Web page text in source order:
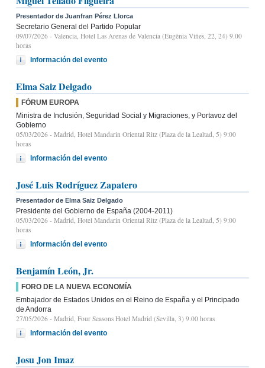
Presentador de Juanfran Pérez Llorca
Secretario General del Partido Popular
09/07/2026 - Valencia, Hotel Las Arenas de Valencia (Eugènia Viñes, 22, 24) 9.00
horas
Información del evento
Elma Saiz Delgado
FÓRUM EUROPA
Ministra de Inclusión, Seguridad Social y Migraciones, y Portavoz del
Gobierno
05/03/2026 - Madrid, Hotel Mandarin Oriental Ritz (Plaza de la Lealtad, 5) 9:00
horas
Información del evento
José Luis Rodríguez Zapatero
Presentador de Elma Saiz Delgado
Presidente del Gobierno de España (2004-2011)
05/03/2026 - Madrid, Hotel Mandarin Oriental Ritz (Plaza de la Lealtad, 5) 9:00
horas
Información del evento
Benjamín León, Jr.
FORO DE LA NUEVA ECONOMÍA
Embajador de Estados Unidos en el Reino de España y el Principado
de Andorra
27/05/2026 - Madrid, Four Seasons Hotel Madrid (Sevilla, 3) 9.00 horas
Información del evento
Josu Jon Imaz